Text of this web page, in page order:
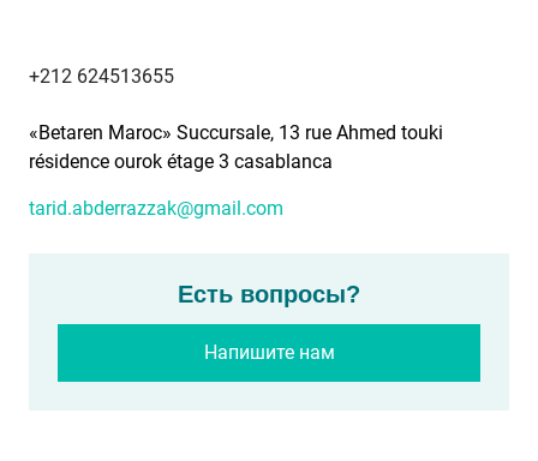
+212 624513655
«Betaren Maroc» Succursale, 13 rue Ahmed touki
résidence ourok étage 3 casablanca
tarid.abderrazzak@gmail.com
Есть вопросы?
Напишите нам